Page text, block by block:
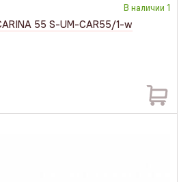
В наличии 1
55 S-UM-CAR55/1-w